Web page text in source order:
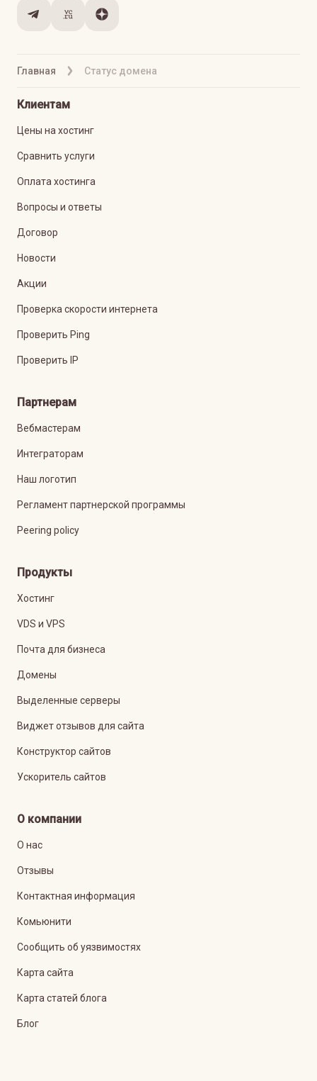
Главная Статус домена
Клиентам
Цены на хостинг
Сравнить услуги
Оплата хостинга
Вопросы и ответы
Договор
Новости
Акции
Проверка скорости интернета
Проверить Ping
Проверить IP
Партнерам
Вебмастерам
Интеграторам
Наш логотип
Регламент партнерской программы
Peering policy
Продукты
Хостинг
VDS и VPS
Почта для бизнеса
Домены
Выделенные серверы
Виджет отзывов для сайта
Конструктор сайтов
Ускоритель сайтов
О компании
О нас
Отзывы
Контактная информация
Комьюнити
Сообщить об уязвимостях
Карта сайта
Карта статей блога
Блог